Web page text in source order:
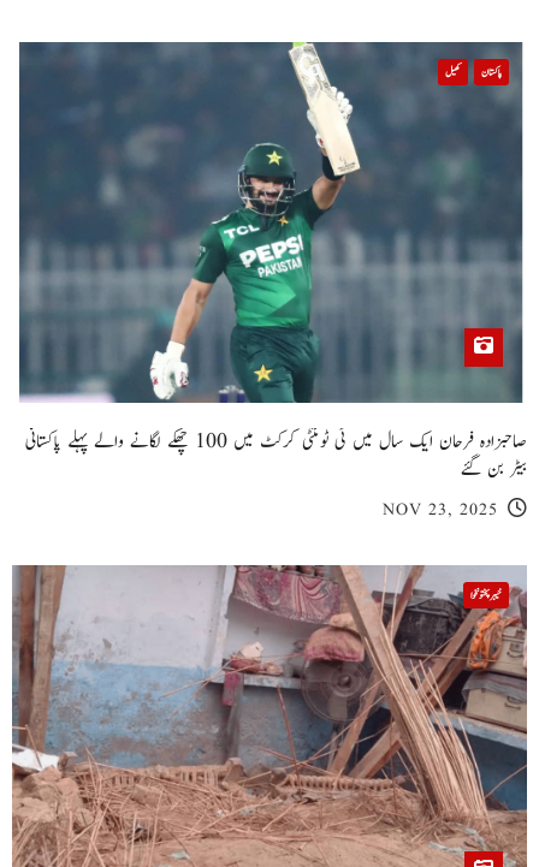
پاکستان کھیل
صاحبزادہ فرحان ایک سال میں ٹی ٹوئنٹی کرکٹ میں 100 چھکے لگانے والے پہلے پاکستانی
بیٹر بن گئے
NOV 23, 2025
خیبر پختونخوا